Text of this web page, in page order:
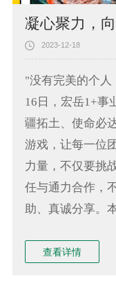
2023-12-18
"没有完美的个人
16日，宏岳1+事
疆拓土、使命必
游戏，让每一位
力量，不仅要挑
任与通力合作，
助、真诚分享。
查看详情